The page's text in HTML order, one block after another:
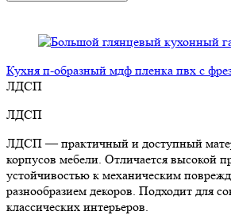
Кухня п-образный мдф пленка пвх с
ЛДСП
ЛДСП
ЛДСП — практичный и доступный
корпусов мебели. Отличается высокой
устойчивостью к механическим
разнообразием декоров. Подходит для
классических интерьеров.